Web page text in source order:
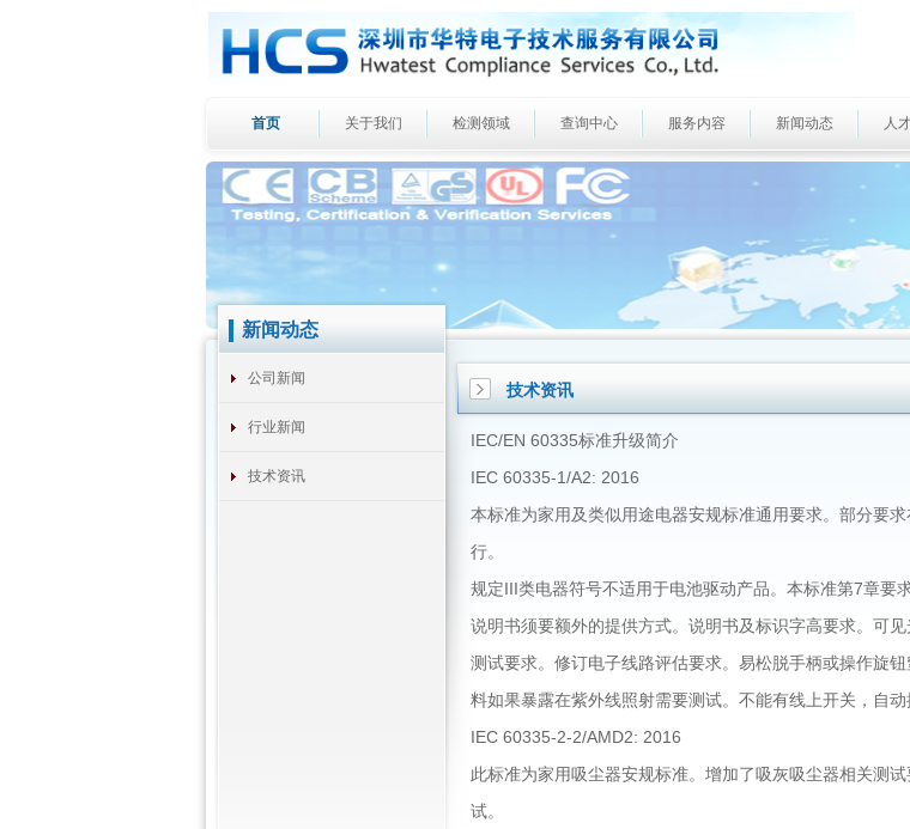
首页 关于我们 检测领域 查询中心 服务内容 新闻动态 人
新闻动态
公司新闻
行业新闻
技术资讯
技术资讯
IEC/EN 60335标准升级简介
IEC 60335-1/A2: 2016
本标准为家用及类似用途电器安规标准通用要求。部分要
行。
规定III类电器符号不适用于电池驱动产品。本标准第7章要
说明书须要额外的提供方式。说明书及标识字高要求。可
测试要求。修订电子线路评估要求。易松脱手柄或操作旋
料如果暴露在紫外线照射需要测试。不能有线上开关，自动
IEC 60335-2-2/AMD2: 2016
此标准为家用吸尘器安规标准。增加了吸灰吸尘器相关测
试。